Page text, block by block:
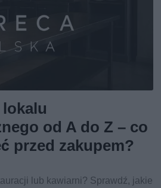
od A do Z – co
przed zakupem?
lub kawiarni? Sprawdź, jakie